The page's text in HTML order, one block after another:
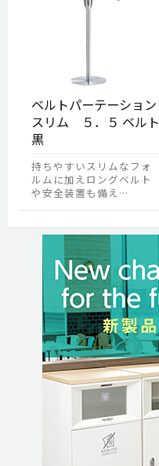
ベルトパーテーション
スリム ５．５ ベルト
黒
持ちやすいスリムなフォ
ルムに加えロングベルト
や安全装置も備え…